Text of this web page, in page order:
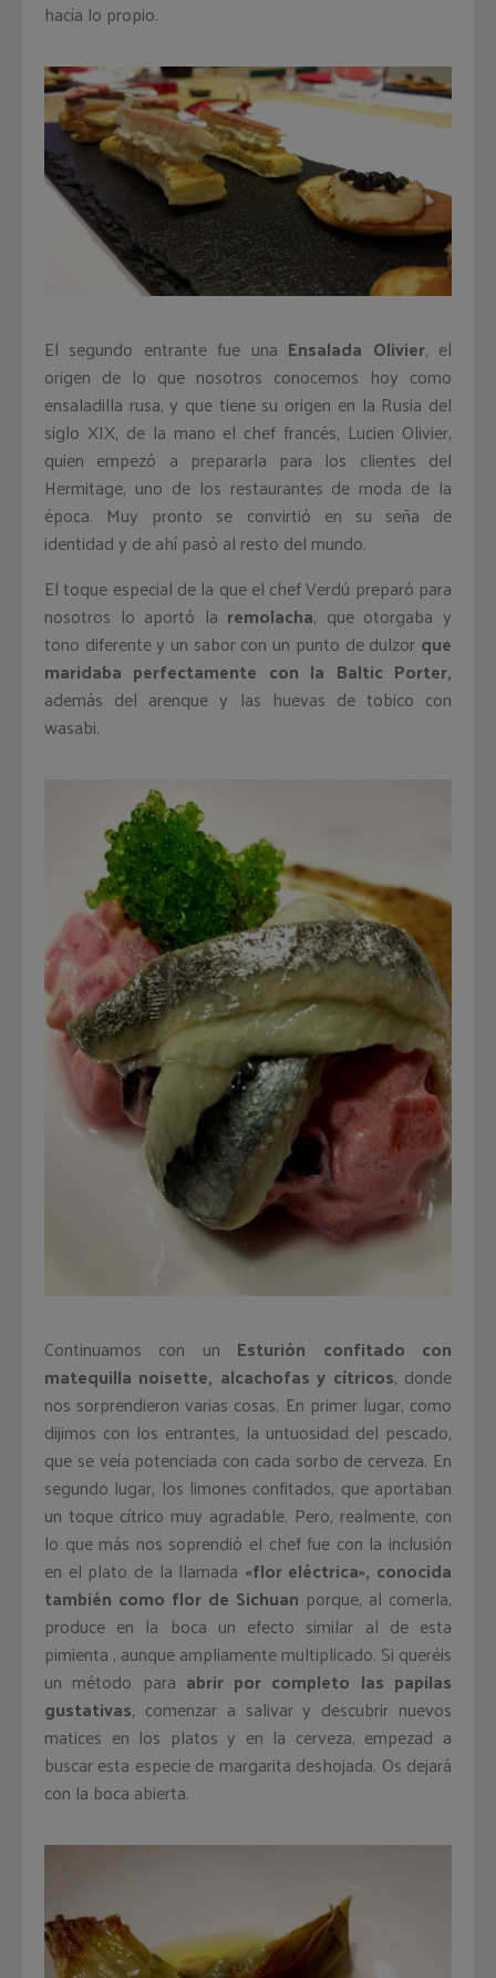
hacía lo propio.
El segundo entrante fue una Ensalada Olivier, el
origen de lo que nosotros conocemos hoy como
ensaladilla rusa, y que tiene su origen en la Rusia del
siglo XIX, de la mano el chef francés, Lucien Olivier,
quien empezó a prepararla para los clientes del
Hermitage, uno de los restaurantes de moda de la
época. Muy pronto se convirtió en su seña de
identidad y de ahí pasó al resto del mundo.
El toque especial de la que el chef Verdú preparó para
nosotros lo aportó la remolacha, que otorgaba y
tono diferente y un sabor con un punto de dulzor que
maridaba perfectamente con la Baltic Porter,
además del arenque y las huevas de tobico con
wasabi.
Continuamos con un Esturión confitado con
matequilla noisette, alcachofas y cítricos, donde
nos sorprendieron varias cosas. En primer lugar, como
dijimos con los entrantes, la untuosidad del pescado,
que se veía potenciada con cada sorbo de cerveza. En
segundo lugar, los limones confitados, que aportaban
un toque cítrico muy agradable. Pero, realmente, con
lo que más nos soprendió el chef fue con la inclusión
en el plato de la llamada «flor eléctrica», conocida
también como flor de Sichuan porque, al comerla,
produce en la boca un efecto similar al de esta
pimienta , aunque ampliamente multiplicado. Si queréis
un método para abrir por completo las papilas
gustativas, comenzar a salivar y descubrir nuevos
matices en los platos y en la cerveza, empezad a
buscar esta especie de margarita deshojada. Os dejará
con la boca abierta.